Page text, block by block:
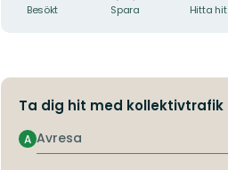
Besökt Spara Hitta hit
Ta dig hit med kollektivtrafik
Avresa
A